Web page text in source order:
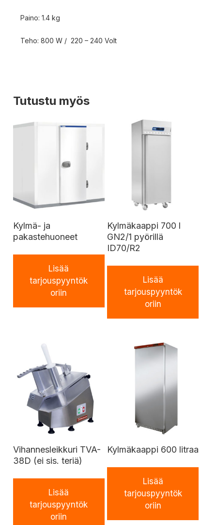
Paino: 1.4 kg
Teho: 800 W / 220 – 240 Volt
Tutustu myös
Kylmä- ja
pakastehuoneet
Lisää
tarjouspyyntök
oriin
Kylmäkaappi 700 l
GN2/1 pyörillä
ID70/R2
Lisää
tarjouspyyntök
oriin
Vihannesleikkuri TVA-
38D (ei sis. teriä)
Lisää
tarjouspyyntök
oriin
Kylmäkaappi 600 litraa
Lisää
tarjouspyyntök
oriin